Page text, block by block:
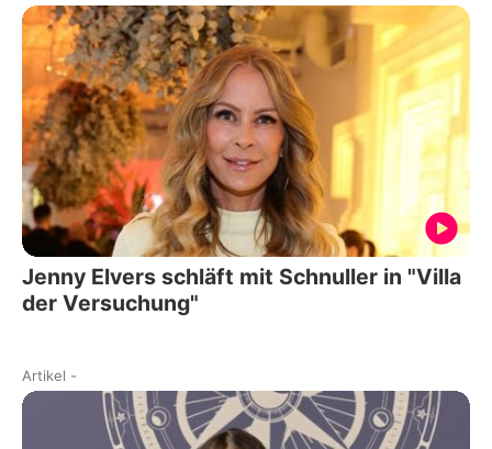
Jenny Elvers schläft mit Schnuller in "Villa
der Versuchung"
Artikel -